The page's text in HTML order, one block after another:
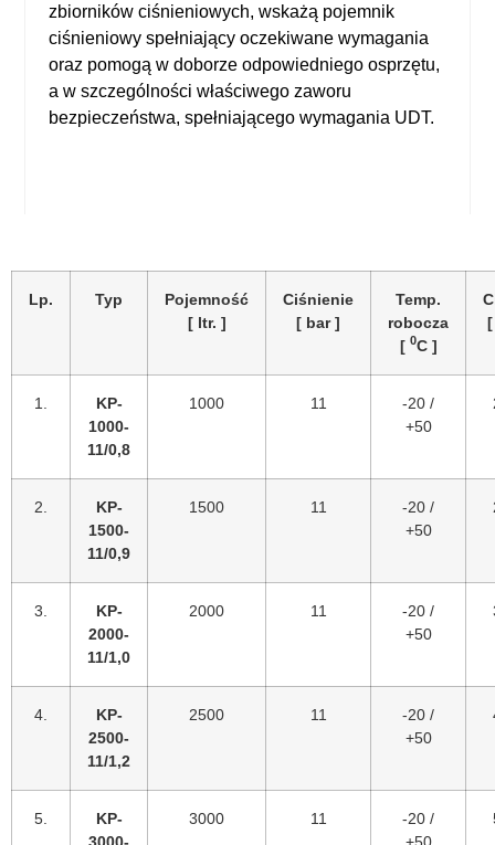
zbiorników ciśnieniowych, wskażą pojemnik
ciśnieniowy spełniający oczekiwane wymagania
oraz pomogą w doborze odpowiedniego osprzętu,
a w szczególności właściwego zaworu
bezpieczeństwa, spełniającego wymagania UDT.
Lp. Typ
Pojemność
[ ltr. ]
Ciśnienie
[ bar ]
Temp.
robocza
[ 0C ]
[
1.
KP-
1000-
11/0,8
1000 11
-20 /
+50
2.
KP-
1500-
11/0,9
1500 11
-20 /
+50
3.
KP-
2000-
11/1,0
2000 11
-20 /
+50
4.
KP-
2500-
11/1,2
2500 11
-20 /
+50
5.
KP-
3000-
3000 11
-20 /
+50